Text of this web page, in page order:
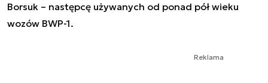
Borsuk – następcę używanych od ponad pół wieku
wozów BWP-1.
Reklama